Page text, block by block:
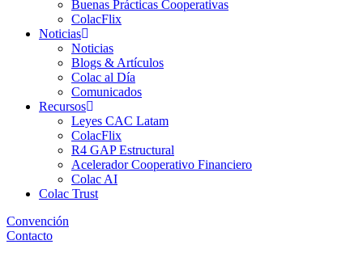
Buenas Prácticas Cooperativas
ColacFlix
Noticias
Noticias
Blogs & Artículos
Colac al Día
Comunicados
Recursos
Leyes CAC Latam
ColacFlix
R4 GAP Estructural
Acelerador Cooperativo Financiero
Colac AI
Colac Trust
Convención
Contacto